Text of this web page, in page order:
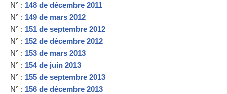
N° : 148 de décembre 2011
N° : 149 de mars 2012
N° : 151 de septembre 2012
N° : 152 de décembre 2012
N° : 153 de mars 2013
N° : 154 de juin 2013
N° : 155 de septembre 2013
N° : 156 de décembre 2013